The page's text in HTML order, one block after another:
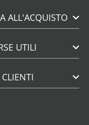
ALL'ACQUISTO
UTILI